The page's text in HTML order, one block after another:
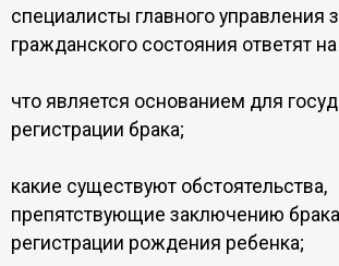
специалисты главного управления
гражданского состояния ответят
что является основанием для
регистрации брака;
какие существуют обстоятельства,
препятствующие заключению
регистрации рождения ребенка;